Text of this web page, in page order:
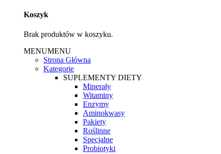
Koszyk
Brak produktów w koszyku.
MENUMENU
Strona Główna
Kategorie
SUPLEMENTY DIETY
Minerały
Witaminy
Enzymy
Aminokwasy
Pakiety
Roślinne
Specjalne
Probiotyki